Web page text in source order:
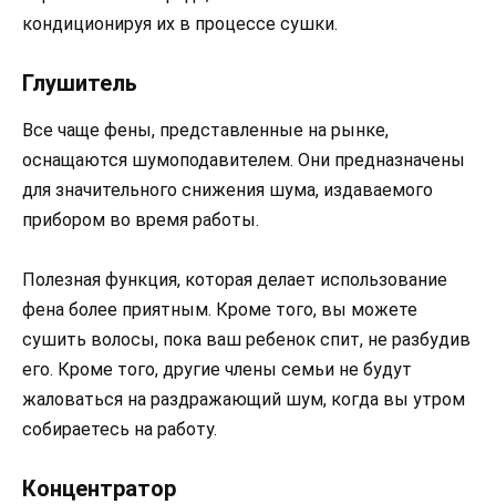
кондиционируя их в процессе сушки.
Глушитель
Все чаще фены, представленные на рынке,
оснащаются шумоподавителем. Они предназначены
для значительного снижения шума, издаваемого
прибором во время работы.
Полезная функция, которая делает использование
фена более приятным. Кроме того, вы можете
сушить волосы, пока ваш ребенок спит, не разбудив
его. Кроме того, другие члены семьи не будут
жаловаться на раздражающий шум, когда вы утром
собираетесь на работу.
Концентратор